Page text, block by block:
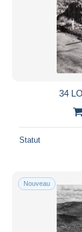
34
Statut
Nouveau